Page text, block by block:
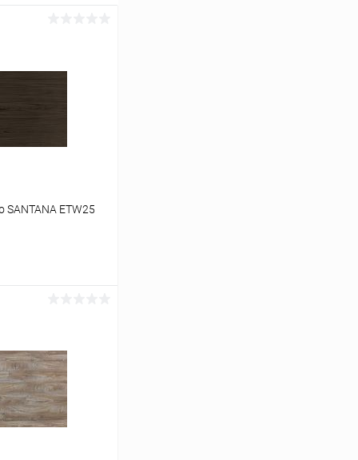
SANTANA ETW25
сравнению
Под заказ